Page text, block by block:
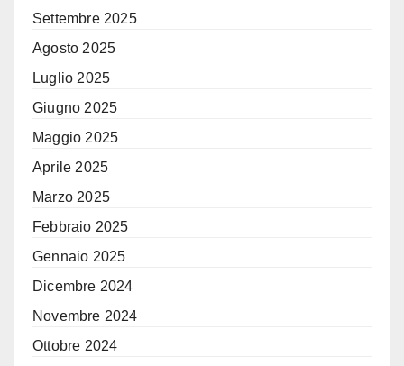
Settembre 2025
Agosto 2025
Luglio 2025
Giugno 2025
Maggio 2025
Aprile 2025
Marzo 2025
Febbraio 2025
Gennaio 2025
Dicembre 2024
Novembre 2024
Ottobre 2024